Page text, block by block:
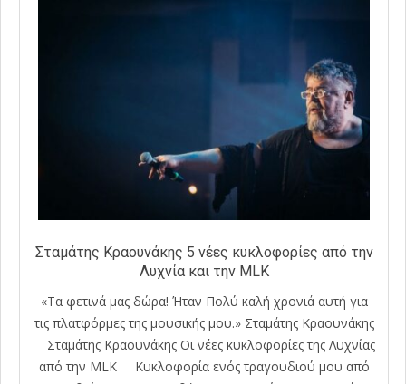
Σταμάτης Κραουνάκης 5 νέες κυκλοφορίες από την
Λυχνία και την MLK
«Τα φετινά μας δώρα! Ήταν Πολύ καλή χρονιά αυτή για
τις πλατφόρμες της μουσικής μου.» Σταμάτης Κραουνάκης
Σταμάτης Κραουνάκης Οι νέες κυκλοφορίες της Λυχνίας
από την MLK Κυκλοφορία ενός τραγουδιού μου από